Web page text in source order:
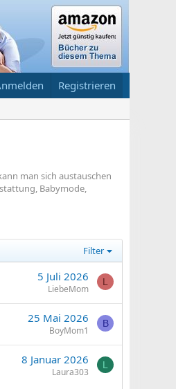
Registrieren
man sich austauschen
Babymode,
Filter
5 Juli 2026
LiebeMom
L
25 Mai 2026
BoyMom1
B
8 Januar 2026
Laura303
L